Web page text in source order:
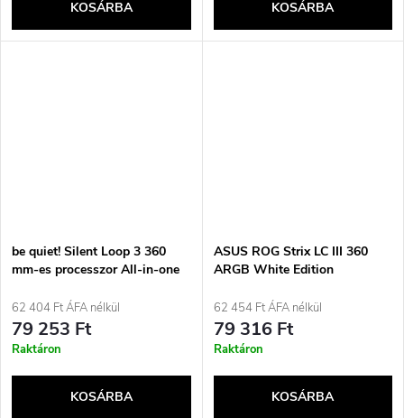
KOSÁRBA KOSÁRBA
be quiet! Silent Loop 3 360
mm-es processzor All-in-one
darab
62 404 Ft ÁFA nélkül
79 253 Ft
Raktáron
KOSÁRBA
ASUS ROG Strix LC III 360
ARGB White Edition
készlet 12 cm fehér
62 454 Ft ÁFA nélkül
79 316 Ft
Raktáron
KOSÁRBA